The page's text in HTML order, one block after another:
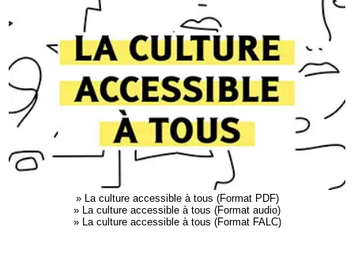
»
La culture accessible à tous (Format PDF)
»
La culture accessible à tous (Format audio)
»
La culture accessible à tous (Format FALC)